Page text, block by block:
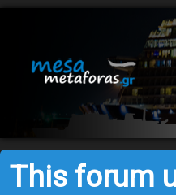
This forum